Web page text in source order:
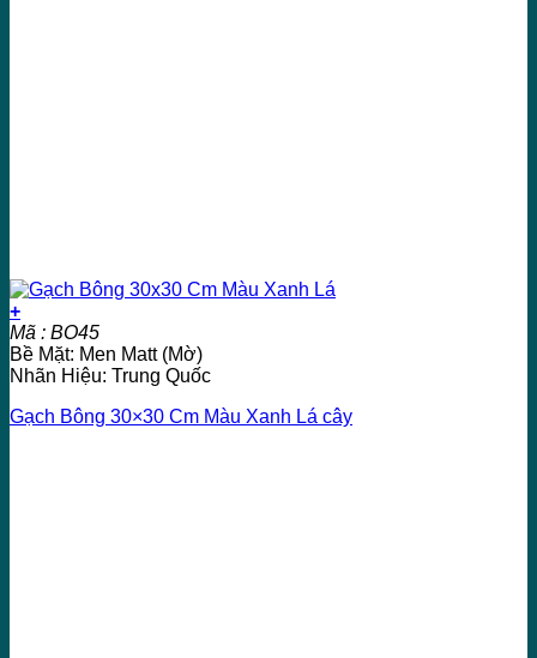
+
Mã : BO45
Bề Mặt: Men Matt (Mờ)
Nhãn Hiệu: Trung Quốc
Gạch Bông 30×30 Cm Màu Xanh Lá cây